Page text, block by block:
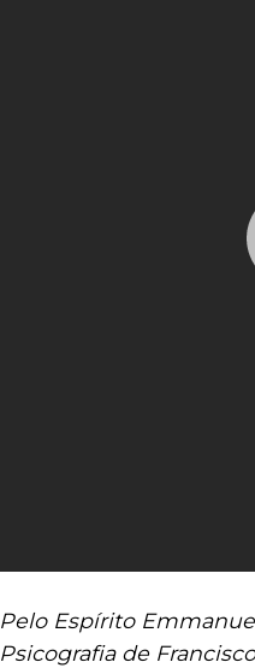
Pelo Espírito
Psicografia de